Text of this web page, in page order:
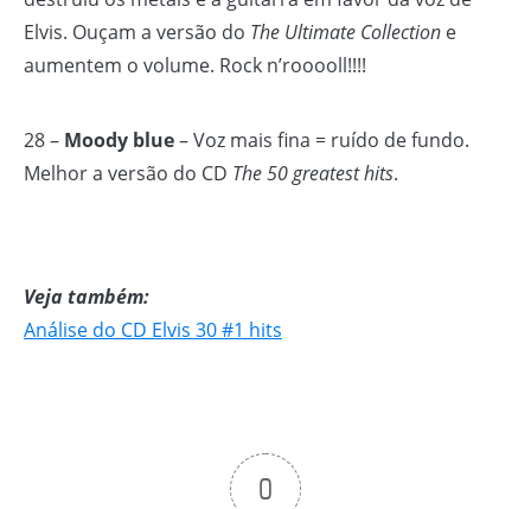
Elvis. Ouçam a versão do The Ultimate Collection e
aumentem o volume. Rock n’rooooll!!!!
28 – Moody blue– Voz mais fina = ruído de fundo.
Melhor a versão do CD The 50 greatest hits.
Veja também:
Análise do CD Elvis 30 #1 hits
0